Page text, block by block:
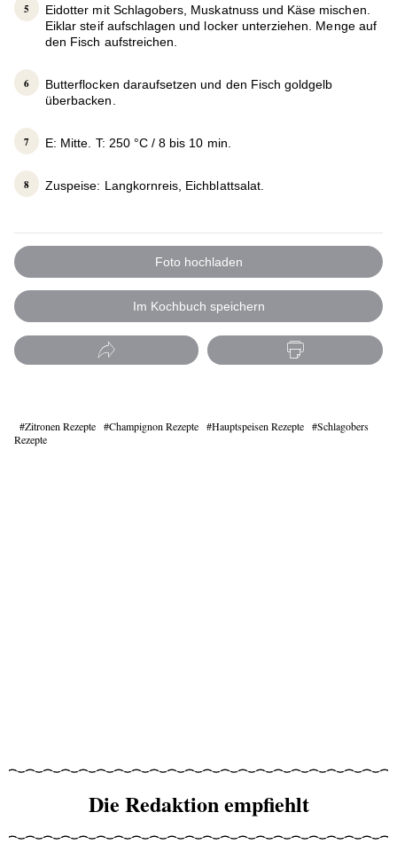
Eidotter mit Schlagobers, Muskatnuss und Käse mischen.
Eiklar steif aufschlagen und locker unterziehen. Menge auf
den Fisch aufstreichen.
Butterflocken daraufsetzen und den Fisch goldgelb
überbacken.
E: Mitte. T: 250 °C / 8 bis 10 min.
Zuspeise: Langkornreis, Eichblattsalat.
Foto hochladen
Im Kochbuch speichern
Zitronen Rezepte Champignon Rezepte Hauptspeisen Rezepte
Schlagobers
Rezepte
Die Redaktion empfiehlt